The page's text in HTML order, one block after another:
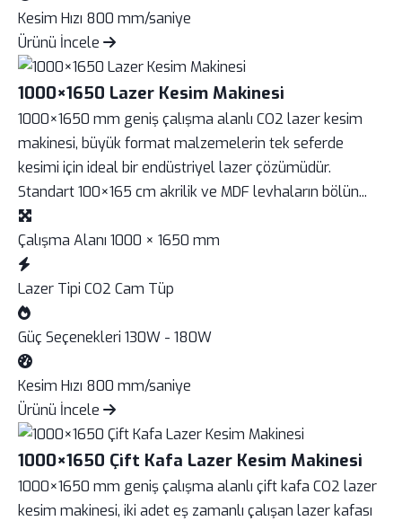
Kesim Hızı 800 mm/saniye
Ürünü İncele
1000×1650 Lazer Kesim Makinesi
1000×1650 mm geniş çalışma alanlı CO2 lazer kesim
makinesi, büyük format malzemelerin tek seferde
kesimi için ideal bir endüstriyel lazer çözümüdür.
Standart 100×165 cm akrilik ve MDF levhaların bölün...
Çalışma Alanı 1000 × 1650 mm
Lazer Tipi CO2 Cam Tüp
Güç Seçenekleri 130W - 180W
Kesim Hızı 800 mm/saniye
Ürünü İncele
1000×1650 Çift Kafa Lazer Kesim Makinesi
1000×1650 mm geniş çalışma alanlı çift kafa CO2 lazer
kesim makinesi, iki adet eş zamanlı çalışan lazer kafası